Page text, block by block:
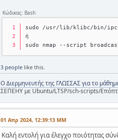
Κώδικας: Bash
sudo /usr/lib/klibc/bin/
ή
sudo nmap --script
3 people like this.
Ο Διερμηνευτής της ΓΛΩΣΣΑΣ για το
ΣΕΠΕΗΥ με Ubuntu/LTSP/sch-scripts/
01 Απρ 2024, 12:39:13 ΜΜ
Καλή εντολή για έλεγχο ποιότητας